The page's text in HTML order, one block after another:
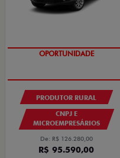
PRODUTOR RURAL
CNPJ E
MICROEMPRESÁRIOS
De: R$ 126.280,00
R$ 95.590,00